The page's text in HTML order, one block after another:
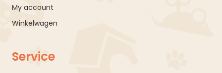
My account
Winkelwagen
Service